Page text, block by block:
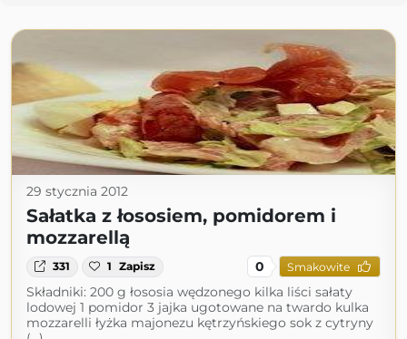
29 stycznia 2012
Sałatka z łososiem, pomidorem i
mozzarellą
331 1 Zapisz 0 Smakowite
Składniki: 200 g łososia wędzonego kilka liści sałaty
lodowej 1 pomidor 3 jajka ugotowane na twardo kulka
mozzarelli łyżka majonezu kętrzyńskiego sok z cytryny